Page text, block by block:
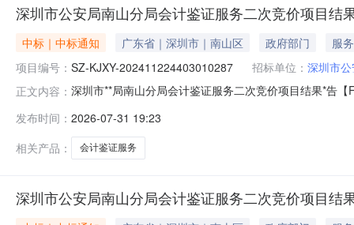
深圳市公安局南山分局会计鉴证服务二次竞价项目结
中标｜中标通知 广东省｜深圳市｜南山区 政府部门
服务
项目编号： SZ-KJXY-202411224403010287 招标单位： 深圳市
正文内容： 深圳市**局南山分局会计鉴证服务二次竞价项目结果*告
山**分局高新区派出所腾讯科技（深圳）有限*司被职务
发布时间： 2026-07-31 19:23
相关产品：
会计鉴证服务
深圳市公安局南山分局会计鉴证服务二次竞价项目结